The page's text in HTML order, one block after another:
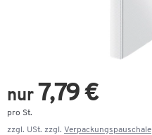
nur 7,79 €
pro St.
zzgl. USt. zzgl. Verpackungspauschale